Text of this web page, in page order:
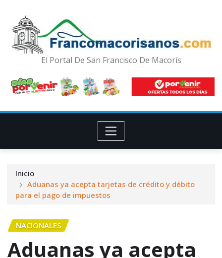
El Portal De San Francisco De Macorís
Inicio
Aduanas ya acepta tarjetas de crédito y débito
para el pago de impuestos
NACIONALES
Aduanas ya acepta